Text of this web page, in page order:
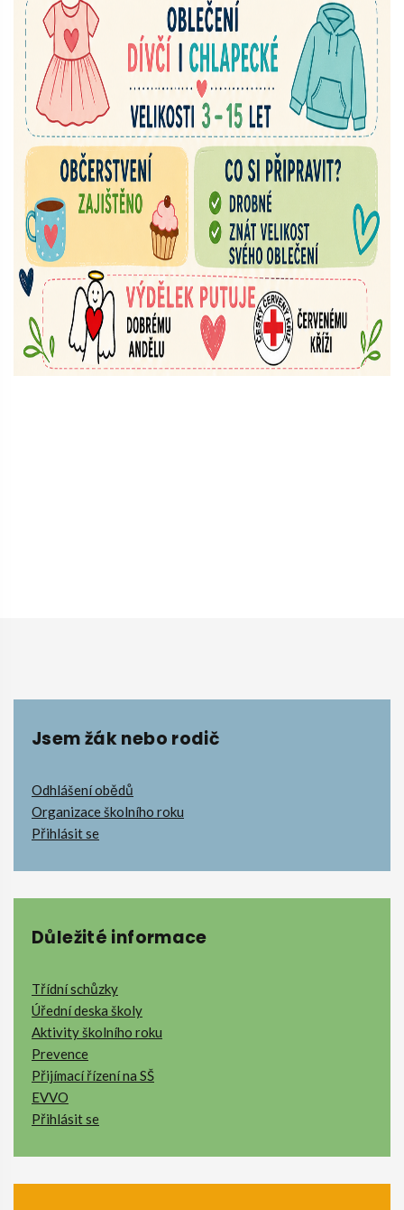
Jsem žák nebo rodič
Odhlášení obědů
Organizace školního roku
Přihlásit se
Důležité informace
Třídní schůzky
Úřední deska školy
Aktivity školního roku
Prevence
Přijímací řízení na SŠ
EVVO
Přihlásit se